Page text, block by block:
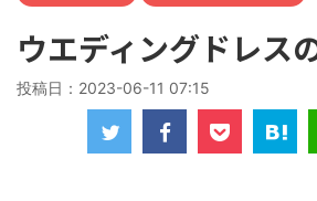
ウエディングドレス
投稿日： 2023-06-11 07:15